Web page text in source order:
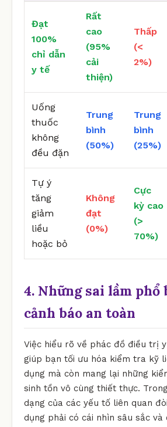
Đạt
100%
chỉ dẫn
y tế
Rất
cao
(95%
cải
thiện)
Thấp
(<
2%)
Uống
thuốc
không
đều đặn
Trung
bình
(50%)
Trung
bình
(25%)
Tự ý
tăng
giảm
liều
hoặc bỏ
Không
đạt
(0%)
Cực
kỳ cao
(>
70%)
4. Những sai lầm phổ
cảnh báo an toàn
Việc hiểu rõ về phác đồ điều trị
giúp bạn tối ưu hóa kiểm tra kỹ
dụng mà còn mang lại những
sinh tồn vô cùng thiết thực.
dạng của các yếu tố liên quan
dụng phải có cái nhìn sâu sắc và